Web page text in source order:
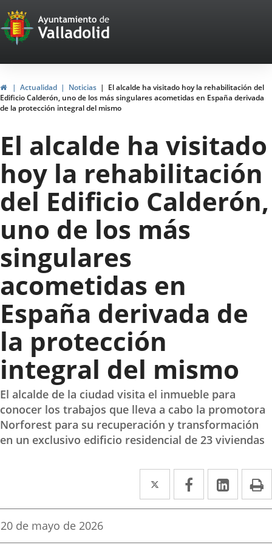
Portal
Web
del
Ayuntamiento
de
Valladolid
InicioActualidad Noticias
El alcalde ha visitado hoy la rehabilitación del
Edificio Calderón, uno de los más singulares acometidas en España derivada
de la protección integral del mismo
El alcalde ha visitado
hoy la rehabilitación
del Edificio Calderón,
uno de los más
singulares
acometidas en
España derivada de
la protección
integral del mismo
El alcalde de la ciudad visita el inmueble para
conocer los trabajos que lleva a cabo la promotora
Norforest para su recuperación y transformación
en un exclusivo edificio residencial de 23 viviendas
Twitter
Enlace
a
Facebook
Enlace
a
Enlace
a
Fecha
20 de mayo de 2026